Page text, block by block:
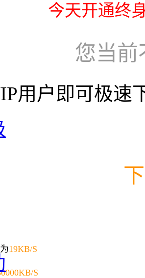
今天开通终
您当前
用户即可极速
19KB/S
S